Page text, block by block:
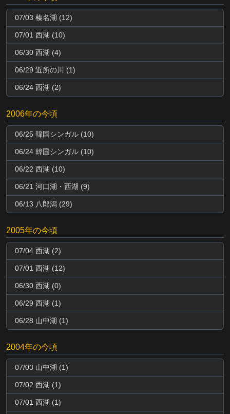
07/03 榛名湖 (12)
07/01 西湖 (10)
06/30 西湖 (4)
06/29 近所の川 (1)
06/24 西湖 (2)
2006年の今頃
06/25 韓国シンガル (10)
06/24 韓国シンガル (10)
06/22 西湖 (10)
06/21 河口湖・西湖 (9)
06/13 八郎潟 (29)
2005年の今頃
07/04 西湖 (2)
07/01 西湖 (12)
06/30 西湖 (0)
06/29 西湖 (1)
06/28 山中湖 (1)
2004年の今頃
07/03 山中湖 (1)
07/02 西湖 (1)
07/01 西湖 (1)